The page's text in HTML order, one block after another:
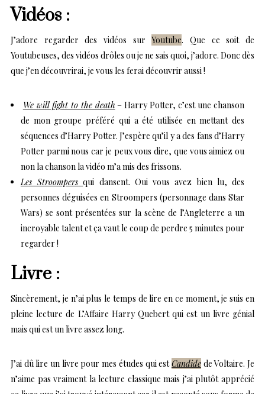
Vidéos :
J’adore regarder des vidéos surYoutube. Que ce soit de
Youtubeuses, des vidéos drôles ou je ne sais quoi, j’adore. Donc dès
que j’en découvrirai, je vous les ferai découvrir aussi !
We will fight to the death – Harry Potter, c’est une chanson
de mon groupe préféré qui a été utilisée en mettant des
séquences d’Harry Potter. J’espère qu’il y a des fans d’Harry
Potter parmi nous car je peux vous dire, que vous aimiez ou
non la chanson la vidéo m’a mis des frissons.
Les Stroompers qui dansent. Oui vous avez bien lu, des
personnes déguisées en Stroompers (personnage dans Star
Wars) se sont présentées sur la scène de l’Angleterre a un
incroyable talent et ça vaut le coup de perdre 5 minutes pour
regarder !
Livre :
Sincèrement, je n’ai plus le temps de lire en ce moment, je suis en
pleine lecture de L’Affaire Harry Quebert qui est un livre génial
mais qui est un livre assez long.
J’ai dû lire un livre pour mes études qui estCandidede Voltaire. Je
n’aime pas vraiment la lecture classique mais j’ai plutôt apprécié